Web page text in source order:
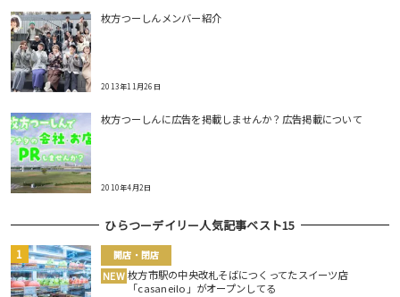
枚方つーしんメンバー紹介
2013年11月26日
枚方つーしんに広告を掲載しませんか？広告掲載について
2010年4月2日
ひらつーデイリー人気記事ベスト15
開店・閉店
NEW 枚方市駅の中央改札そばにつくってたスイーツ店
「casaneilo」がオープンしてる